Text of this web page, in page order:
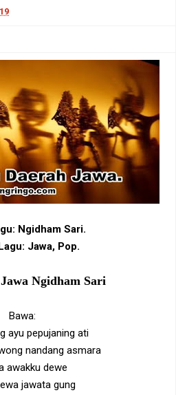
Ngidham Sari.
Jawa, Pop.
Ngidham Sari
Bawa:
ayu pepujaning ati
nandang asmara
awakku dewe
jawata gung